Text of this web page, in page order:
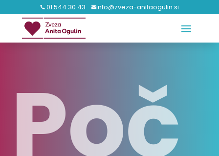
 01 544 30 43 info@zveza-anitaogulin.si
Poč